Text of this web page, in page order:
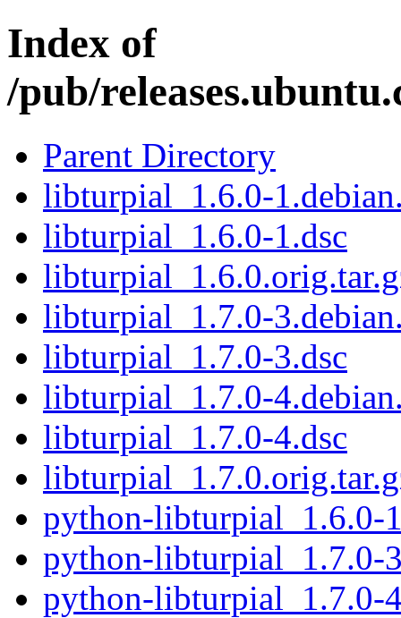
Index of
/pub/
Parent Directory
libturpial_1.6.0-
libturpial_1.6.0-1.dsc
libturpial_1.7.0-
libturpial_1.7.0-3.dsc
libturpial_1.7.0-
libturpial_1.7.0-4.dsc
python-libturpial_1.6.0-
python-libturpial_1.7.0-
python-libturpial_1.7.0-